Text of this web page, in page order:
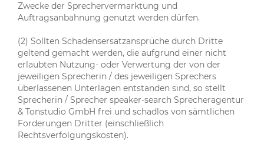
Zwecke der Sprechervermarktung und
Auftragsanbahnung genutzt werden dürfen.
(2) Sollten Schadensersatzansprüche durch Dritte
geltend gemacht werden, die aufgrund einer nicht
erlaubten Nutzung- oder Verwertung der von der
jeweiligen Sprecherin / des jeweiligen Sprechers
überlassenen Unterlagen entstanden sind, so stellt
Sprecherin / Sprecher speaker-search Sprecheragentur
& Tonstudio GmbH frei und schadlos von sämtlichen
Forderungen Dritter (einschließlich
Rechtsverfolgungskosten).